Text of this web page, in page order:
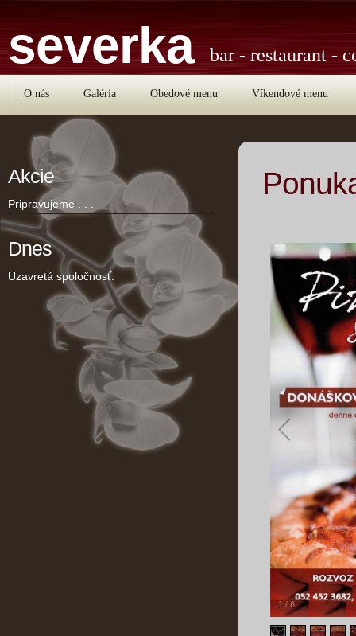
severka bar - restaurant -
O nás Galéria Obedové menu Víkendové menu
1 / 6
Akcie
Pripravujeme . . .
Dnes
Uzavretá spoločnosť.